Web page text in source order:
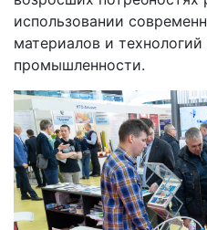
использовании
материалов и
промышленности.